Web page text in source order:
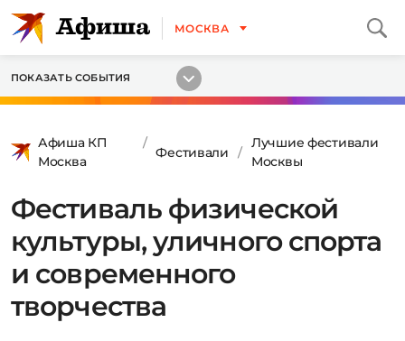
МОСКВА
ПОКАЗАТЬ СОБЫТИЯ
Афиша КП
Москва
Фестивали
Лучшие фестивали
Москвы
Фестиваль физической
культуры, уличного спорта
и современного
творчества